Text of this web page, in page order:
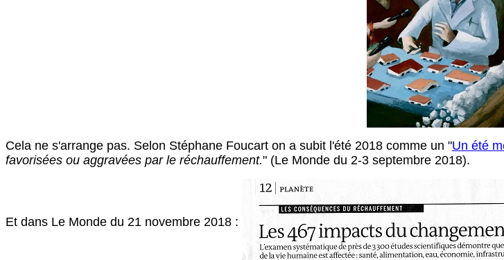
Cela ne s'arrange pas. Selon Stéphane Foucart on a subit l'été 2018 comme un "Un été
favorisées ou aggravées par le réchauffement." (Le Monde du 2-3 septembre 2018).
Et dans Le Monde du 21 novembre 2018 :